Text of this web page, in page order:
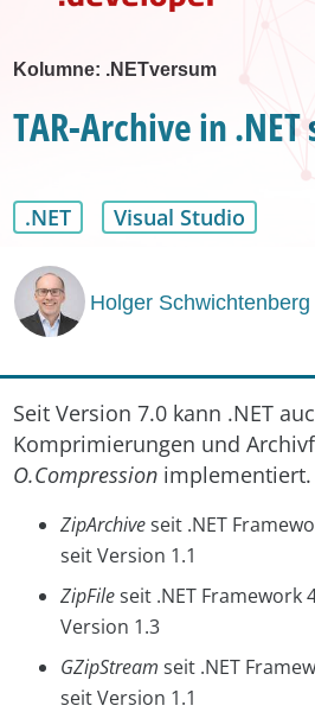
Kolumne: .NETversum
TAR-Archive in
.NET Visual Studio
Holger Schwichtenberg
Seit Version 7.0 kann .NET
Komprimierungen und
O.Compression
ZipArchiveseit .NET
seit Version 1.1
ZipFileseit .NET Framework
Version 1.3
GZipStream seit .NET
seit Version 1.1